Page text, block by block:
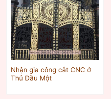
Nhận gia công cắt CNC ở
Thủ Dầu Một‎